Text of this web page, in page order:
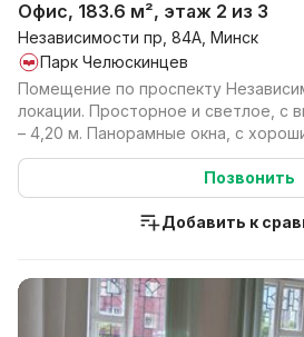
Офис, 183.6 м², этаж 2 из 3
Независимости пр, 84А, Минск
Парк Челюскинцев
Помещение по проспекту
локации. Просторное и светлое, с
– 4,20 м. Панорамные окна, с
Позвонить
Добавить к